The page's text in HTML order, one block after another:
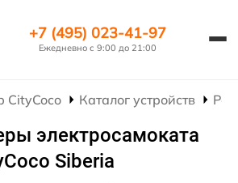
+7 (495) 023-41-97
Ежедневно с 9:00 до 21:00
CityCoco Каталог устройств
электросамоката
Siberia